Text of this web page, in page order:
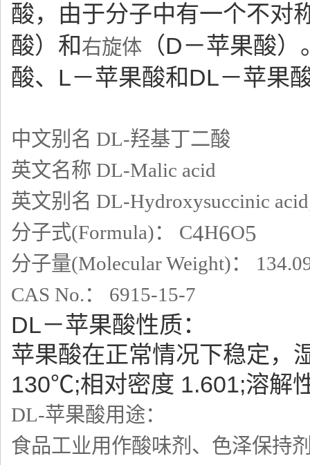
酸，由于分子中有一个不对
酸）和右旋体 （D－苹果酸
酸、L－苹果酸和DL－苹果
中文别名 DL-羟基丁二酸
英文名称 DL-Malic acid
英文别名 DL-Hydroxysuccinic
分子式(Formula)： C4H6O5
分子量(Molecular Weight)：
CAS No.： 6915-15-7
DL－苹果酸性质：
苹果酸在正常情况下稳定，
130℃;相对密度 1.601;溶解
DL-苹果酸用途：
食品工业用作酸味剂、色泽保持